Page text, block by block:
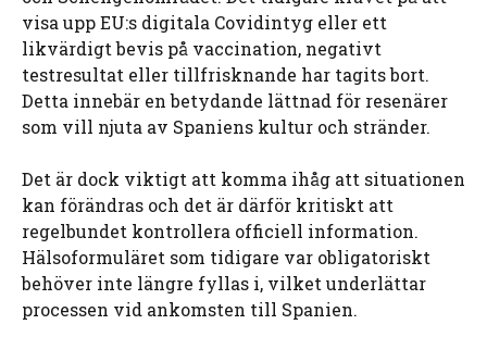
visa upp EU:s digitala Covidintyg eller ett
likvärdigt bevis på vaccination, negativt
testresultat eller tillfrisknande har tagits bort.
Detta innebär en betydande lättnad för resenärer
som vill njuta av Spaniens kultur och stränder.
Det är dock viktigt att komma ihåg att situationen
kan förändras och det är därför kritiskt att
regelbundet kontrollera officiell information.
Hälsoformuläret som tidigare var obligatoriskt
behöver inte längre fyllas i, vilket underlättar
processen vid ankomsten till Spanien.